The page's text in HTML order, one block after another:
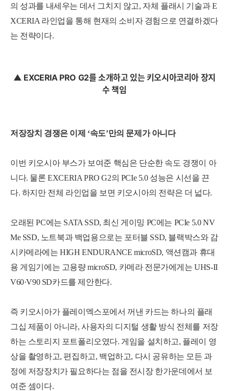
의 성과를 내세우는 데서 그치지 않고, 자체 플래시 기술과 E
XCERIA 라인업을 통해 현재의 소비자 경험으로 연결하겠다
는 전략이다.
▲ EXCERIA PRO G2를 소개하고 있는 키오시아코리아 장지
수 책임
저장장치 경쟁은 이제 ‘속도’만의 문제가 아니다
이번 키오시아 부스가 보여준 핵심은 단순한 속도 경쟁이 아
니다. 물론 EXCERIA PRO G2의 PCIe 5.0 성능은 시선을 끈
다. 하지만 전체 라인업을 보면 키오시아의 전략은 더 넓다.
오래된 PC에는 SATA SSD, 최신 게이밍 PC에는 PCIe 5.0 NV
Me SSD, 노트북과 백업용으로는 포터블 SSD, 블랙박스와 감
시카메라에는 HIGH ENDURANCE microSD, 액션캠과 휴대
용 게임기에는 고용량 microSD, 카메라 전문가에게는 UHS-II
V60·V90 SD카드를 제안한다.
즉 키오시아가 플레이엑스포에서 꺼낸 카드는 하나의 플래
그십 제품이 아니라, 사용자의 디지털 생활 방식 전체를 저장
하는 스토리지 포트폴리오였다. 게임을 설치하고, 플레이 영
상을 촬영하고, 편집하고, 백업하고, 다시 공유하는 모든 과
정에 저장장치가 필요하다는 점을 전시장 한가운데에서 보
여준 셈이다.